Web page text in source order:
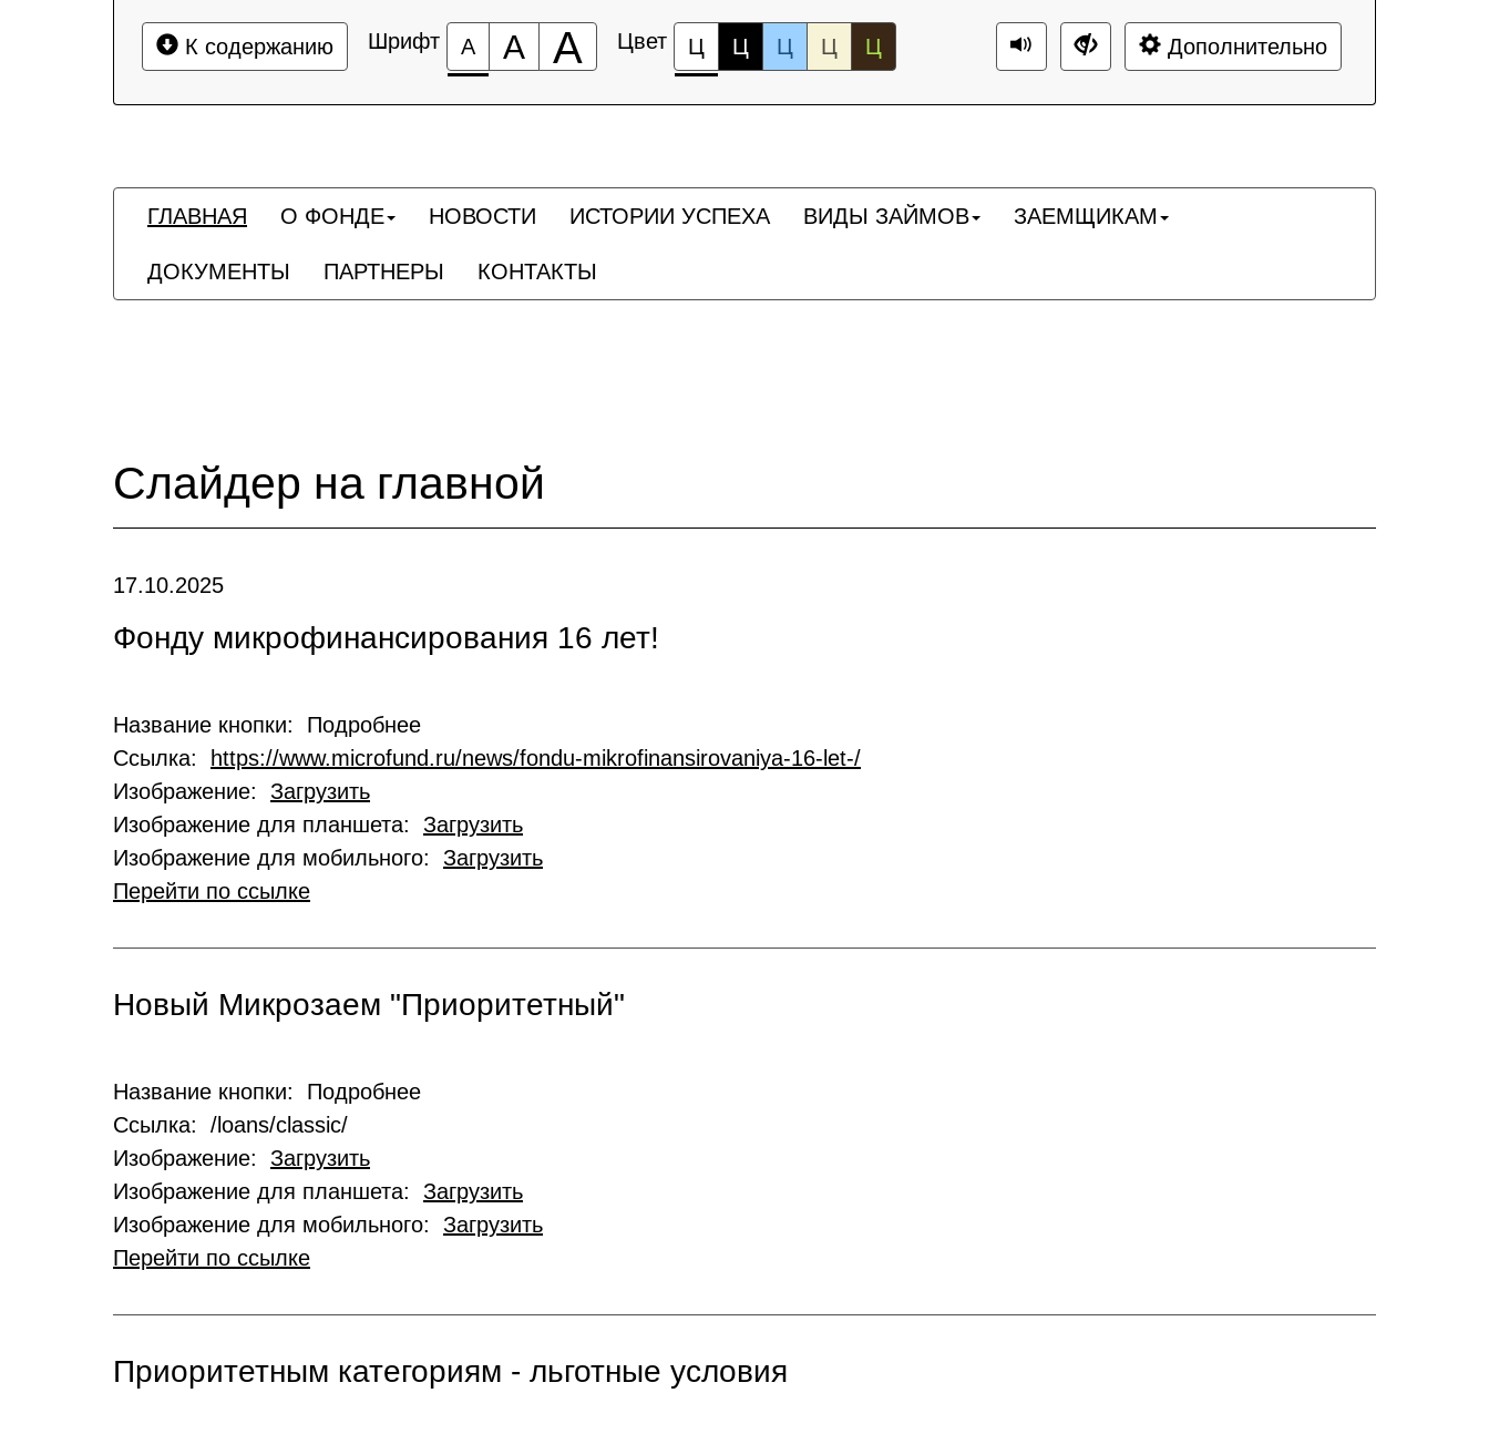
К содержанию Шрифт А А А Цвет Ц Ц Ц Ц Ц Дополнительно
ГЛАВНАЯ О ФОНДЕ НОВОСТИ ИСТОРИИ УСПЕХА ВИДЫ ЗАЙМОВ ЗАЕМЩИКАМ
ДОКУМЕНТЫ ПАРТНЕРЫ КОНТАКТЫ
Слайдер на главной
17.10.2025
Фонду микрофинансирования 16 лет!
Название кнопки: Подробнее
Ссылка:
https://www.microfund.ru/news/fondu-mikrofinansirovaniya-16-let-/
Изображение: Загрузить
Изображение для планшета: Загрузить
Изображение для мобильного: Загрузить
Перейти по ссылке
Новый Микрозаем "Приоритетный"
Название кнопки: Подробнее
Ссылка: /loans/classic/
Изображение: Загрузить
Изображение для планшета: Загрузить
Изображение для мобильного: Загрузить
Перейти по ссылке
Приоритетным категориям - льготные условия